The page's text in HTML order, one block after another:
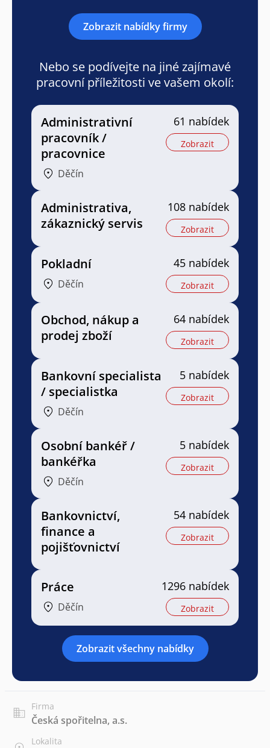
Zobrazit nabídky firmy
Nebo se podívejte na jiné zajímavé
pracovní příležitosti ve vašem okolí:
Administrativní
pracovník /
pracovnice
Děčín
61 nabídek
Zobrazit
Administrativa,
zákaznický servis
108 nabídek
Zobrazit
Pokladní
Děčín
45 nabídek
Zobrazit
Obchod, nákup a
prodej zboží
64 nabídek
Zobrazit
Bankovní specialista
/ specialistka
Děčín
5 nabídek
Zobrazit
Osobní bankéř /
bankéřka
Děčín
5 nabídek
Zobrazit
Bankovnictví,
finance a
pojišťovnictví
54 nabídek
Zobrazit
Práce
Děčín
1296 nabídek
Zobrazit
Zobrazit všechny nabídky
Firma
Česká spořitelna, a.s.
Lokalita